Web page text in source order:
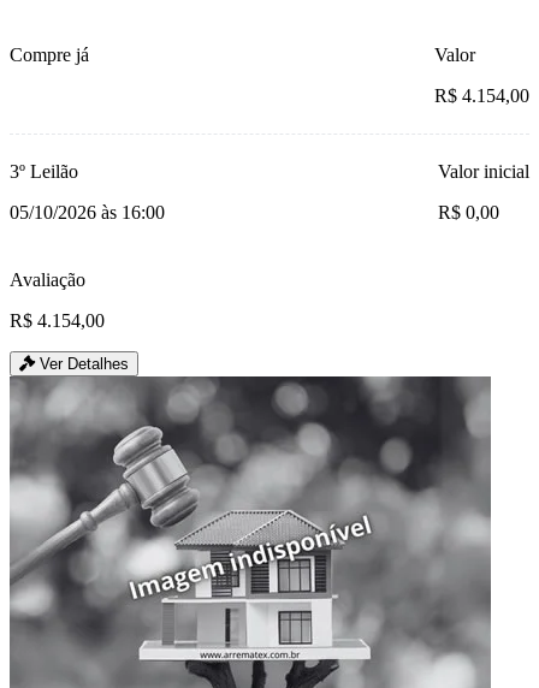
Compre já
Valor
R$ 4.154,00
3º Leilão
05/10/2026 às 16:00
Valor inicial
R$ 0,00
Avaliação
R$ 4.154,00
Ver Detalhes